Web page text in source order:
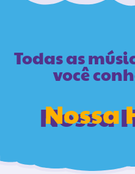
Todas as
você
Nossa